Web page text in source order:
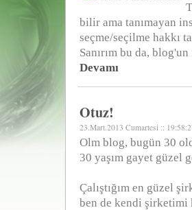
bilir ama tanımayan
seçme/seçilme hakkı
Sanırım bu da,
Devamı
Otuz!
23.Mart.2013 Cumartesi ::
Olm blog, bugün 30
30 yaşım gayet güzel
Çalıştığım en güzel
ben de kendi şirketimi